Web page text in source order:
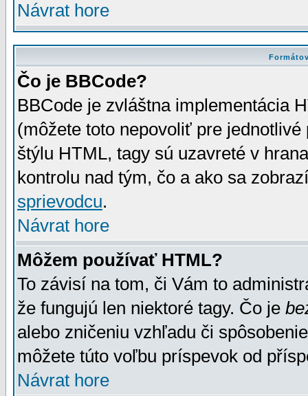
Návrat hore
Čo je BBCode?
BBCode je zvláštna implementácia
(môžete toto nepovoliť pre
štýlu HTML, tagy sú uzavreté v
kontrolu nad tým, čo a ako sa
sprievodcu.
Návrat hore
Môžem používať HTML?
To závisí na tom, či Vám to
že fungujú len niektoré tagy. Čo je
alebo zničeniu vzhľadu či
môžete túto voľbu príspevok od
Návrat hore